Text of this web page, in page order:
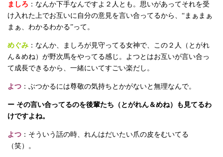
ましろ ：なんか下手なんですよ２人とも。思いがあってそれを受
け入れた上でお互いに自分の意見を言い合ってるから、“まぁまぁ
まぁ、わかるわかる”って。
めぐみ ：なんか、ましろが見守ってる女神で、この２人（とがれ
ん＆めね）が野次馬をやってる感じ。よつとはお互いが言い合っ
て成長できるから、一緒にいてすごい楽だし。
よつ ：ぶつかるには尊敬の気持ちとかがないと無理なんで。
ー その言い合ってるのを後輩たち（とがれん＆めね）も見てるわ
けですよね。
よつ ：そういう話の時、れんはだいたい爪の皮をむいてる
（笑）。